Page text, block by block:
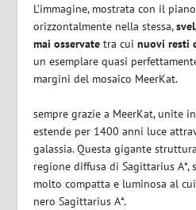
L’immagine, mostrata con il
orizzontalmente nella stessa,
mai osservatetra cuinuovi resti
un esemplare quasi
margini del mosaico MeerKat.
sempre grazie a MeerKat, unite
estende per 1400 anni luce
galassia. Questa gigante
regione diffusa di Sagittarius A*,
molto compatta e luminosa al
nero Sagittarius A*.